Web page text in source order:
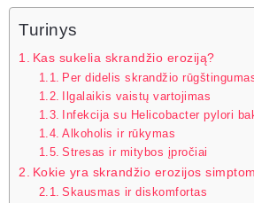
Turinys
Kas sukelia skrandžio eroziją?
Per didelis skrandžio
Ilgalaikis vaistų vartojimas
Infekcija su Helicobacter pylori
Alkoholis ir rūkymas
Stresas ir mitybos įpročiai
Kokie yra skrandžio erozijos
Skausmas ir diskomfortas